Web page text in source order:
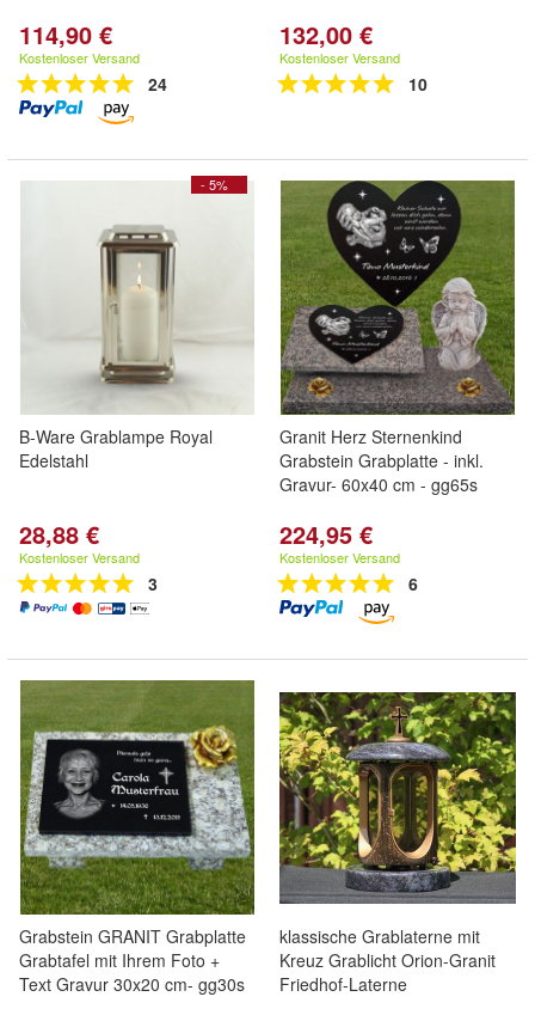
114,90 €
Kostenloser Versand
24
132,00 €
Kostenloser Versand
10
- 5%
B-Ware Grablampe Royal
Edelstahl
28,88 €
Kostenloser Versand
3
Granit Herz Sternenkind
Grabstein Grabplatte - inkl.
Gravur- 60x40 cm - gg65s
224,95 €
Kostenloser Versand
6
Grabstein GRANIT Grabplatte
Grabtafel mit Ihrem Foto +
Text Gravur 30x20 cm- gg30s
klassische Grablaterne mit
Kreuz Grablicht Orion-Granit
Friedhof-Laterne